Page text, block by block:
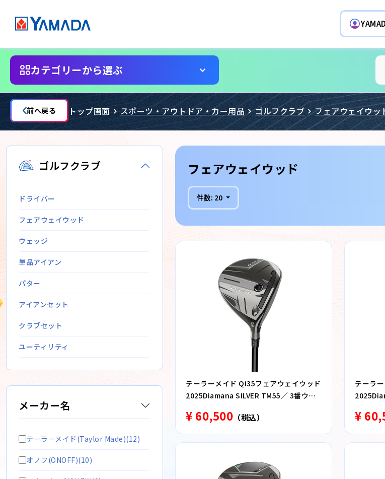
カテゴリーから選ぶ
前へ戻る トップ画面 スポーツ・アウトドア・カー用品 ゴルフクラブ フェアウェイウッ
ゴルフクラブ
ドライバー
フェアウェイウッド
ウェッジ
単品アイアン
パター
アイアンセット
クラブセット
ユーティリティ
メーカー名
テーラーメイド(Taylor Made)(12)
オノフ(ONOFF)(10)
フェアウェイウッド
件数: 20
テーラーメイド Qi35フェアウェイウッド
2025Diamana SILVER TM55／ 3番ウッ
¥ 60,500 （税込）
テーラ
¥